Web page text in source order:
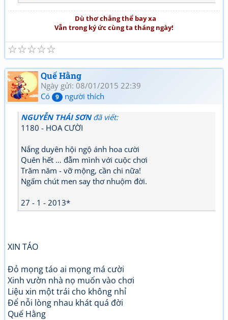
Dù thơ chẳng thể bay xa
Vẫn trong ký ức cùng ta tháng ngày!
☆
☆
☆
☆
☆
Quế Hằng
Ngày gửi: 08/01/2015 22:39
Có
9 người thích
NGUYỄN THÁI SƠNđã viết:
1180 - HOA CƯỜI
Nắng duyên hội ngộ ánh hoa cười
Quên hết … đẫm mình với cuộc chơi
Trăm năm - vỡ mộng, cần chi nữa!
Ngấm chút men say thơ nhuộm đời.
27 - 1 - 2013*
XIN TÁO
Đỏ mọng táo ai mọng má cười
Xinh vườn nhà nọ muốn vào chơi
Liệu xin một trái cho không nhỉ
Để nỗi lòng nhau khát quá đời
Quế Hằng